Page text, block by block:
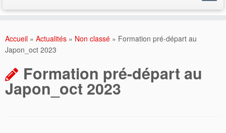
Accueil » Actualités » Non classé » Formation pré-départ au
Japon_oct 2023
Formation pré-départ au
Japon_oct 2023